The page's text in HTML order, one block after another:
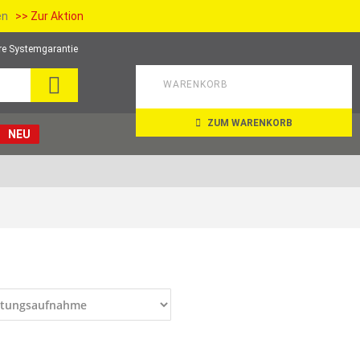
>> Zur Aktion
Systemgarantie
WARENKORB
ZUM WARENKORB
NEU